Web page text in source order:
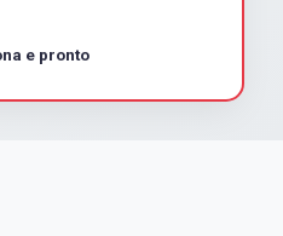
e pronto